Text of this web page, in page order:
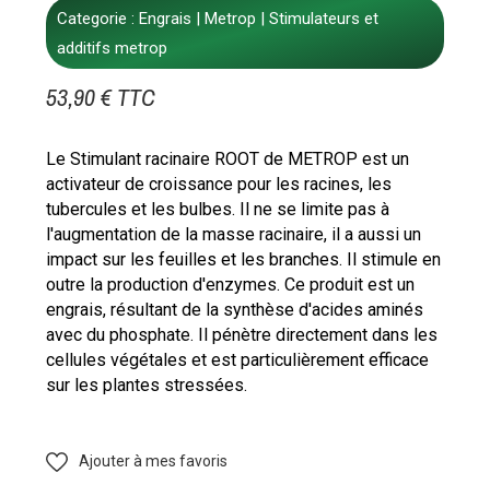
Categorie :Engrais Metrop
Stimulateurs et
additifs metrop
53,90 € TTC
Le Stimulant racinaire ROOT de METROP est un
activateur de croissance pour les racines, les
tubercules et les bulbes. Il ne se limite pas à
l'augmentation de la masse racinaire, il a aussi un
impact sur les feuilles et les branches. Il stimule en
outre la production d'enzymes. Ce produit est un
engrais, résultant de la synthèse d'acides aminés
avec du phosphate. Il pénètre directement dans les
cellules végétales et est particulièrement efficace
sur les plantes stressées.
Ajouter à mes favoris